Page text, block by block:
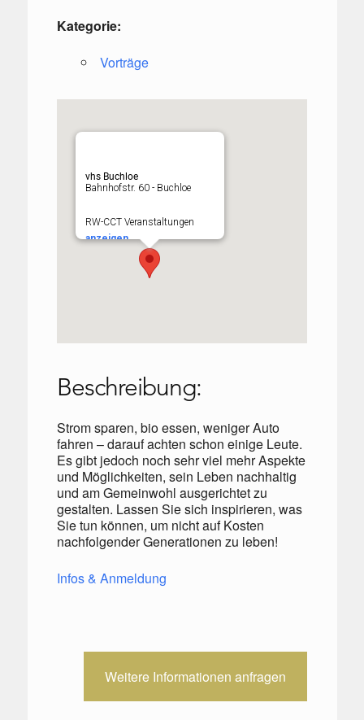
Kategorie:
Vorträge
vhs Buchloe
Bahnhofstr. 60 - Buchloe
RW-CCT Veranstaltungen
anzeigen
Beschreibung:
Strom sparen, bio essen, weniger Auto
fahren – darauf achten schon einige Leute.
Es gibt jedoch noch sehr viel mehr Aspekte
und Möglichkeiten, sein Leben nachhaltig
und am Gemeinwohl ausgerichtet zu
gestalten. Lassen Sie sich inspirieren, was
Sie tun können, um nicht auf Kosten
nachfolgender Generationen zu leben!
Infos & Anmeldung
Weitere Informationen anfragen